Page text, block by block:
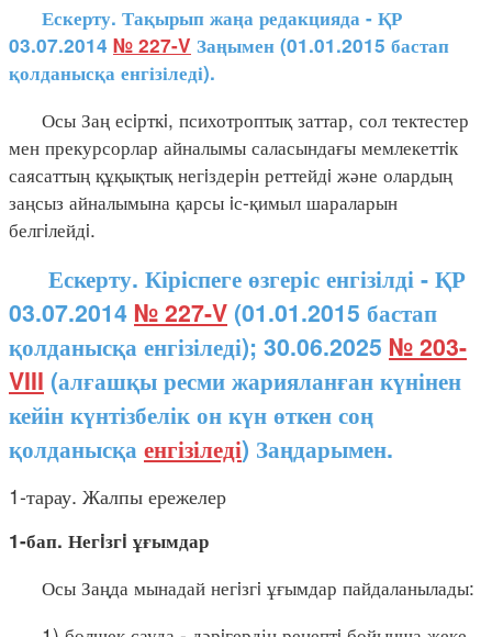
Ескерту. Тақырып жаңа редакцияда - ҚР
03.07.2014 № 227-V Заңымен (01.01.2015 бастап
қолданысқа енгізіледі).
Осы Заң есiрткi, психотроптық заттар, сол тектестер
мен прекурсорлар айналымы саласындағы мемлекеттiк
саясаттың құқықтық негiздерiн реттейдi және олардың
заңсыз айналымына қарсы iс-қимыл шараларын
белгiлейдi.
Ескерту. Кіріспеге өзгеріс енгізілді - ҚР
03.07.2014 № 227-V (01.01.2015 бастап
қолданысқа енгізіледі); 30.06.2025 № 203-
VIII (алғашқы ресми жарияланған күнінен
кейін күнтізбелік он күн өткен соң
қолданысқа енгізіледі) Заңдарымен.
1-тарау. Жалпы ережелер
1-бап. Негiзгi ұғымдар
Осы Заңда мынадай негiзгi ұғымдар пайдаланылады: